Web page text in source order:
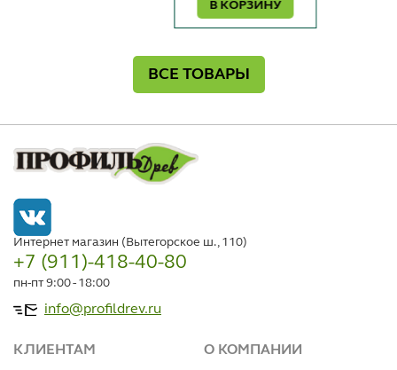
В КОРЗИНУ
ВСЕ ТОВАРЫ
Интернет магазин (Вытегорское ш., 110)
+7 (911)-418-40-80
пн-пт 9:00 - 18:00
info@profildrev.ru
КЛИЕНТАМ
О КОМПАНИИ